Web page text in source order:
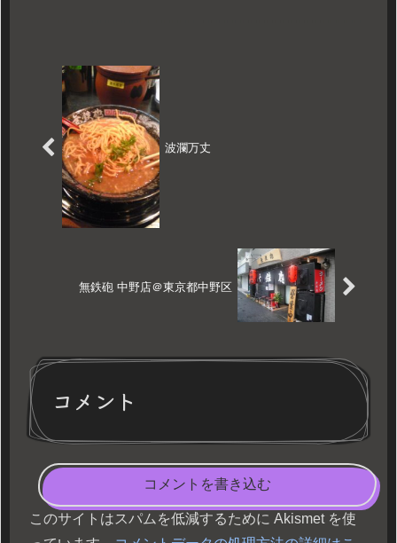
波瀾万丈
無鉄砲 中野店＠東京都中野区
コメント
コメントを書き込む
このサイトはスパムを低減するために Akismet を使